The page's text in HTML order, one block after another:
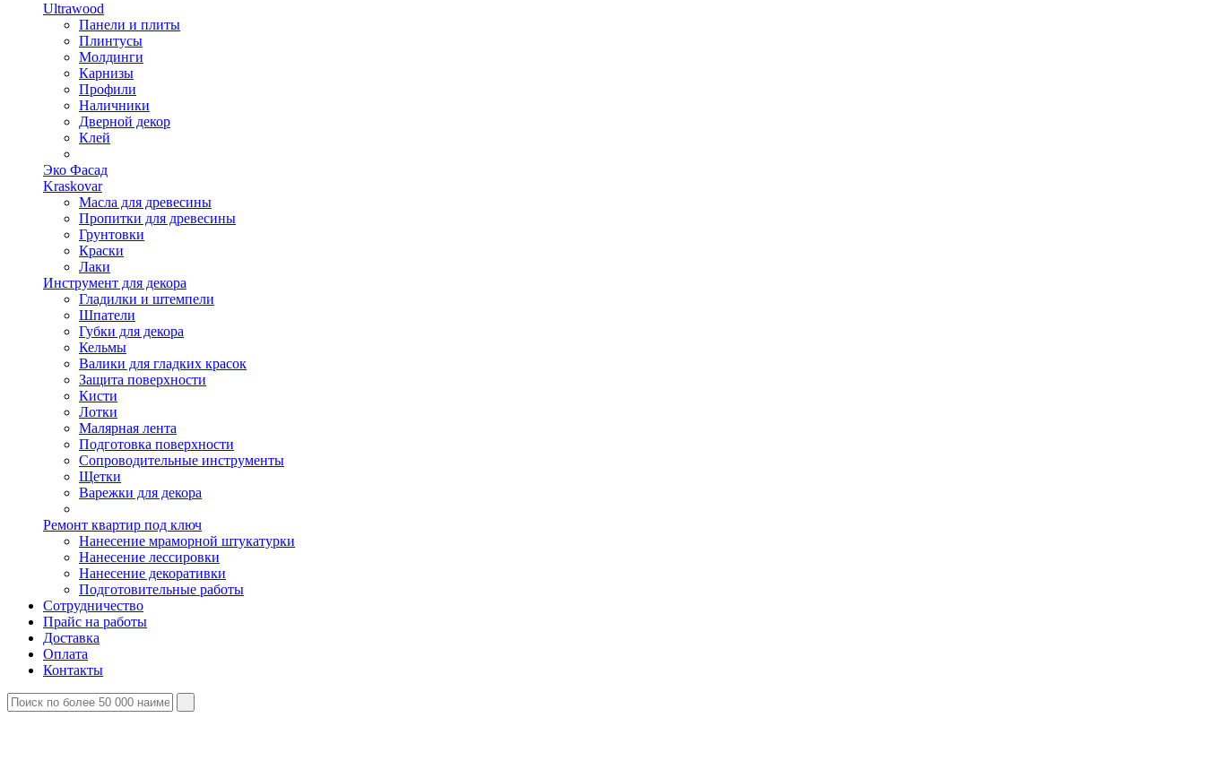
Ultrawood
Панели и плиты
Плинтусы
Молдинги
Карнизы
Профили
Наличники
Дверной декор
Клей
Эко Фасад
Kraskovar
Масла для древесины
Пропитки для древесины
Грунтовки
Краски
Лаки
Инструмент для декора
Гладилки и штемпели
Шпатели
Губки для декора
Кельмы
Валики для гладких красок
Защита поверхности
Кисти
Лотки
Малярная лента
Подготовка поверхности
Сопроводительные инструменты
Щетки
Варежки для декора
Ремонт квартир под ключ
Нанесение мраморной штукатурки
Нанесение лессировки
Нанесение декоративки
Подготовительные работы
Сотрудничество
Прайс на работы
Доставка
Оплата
Контакты